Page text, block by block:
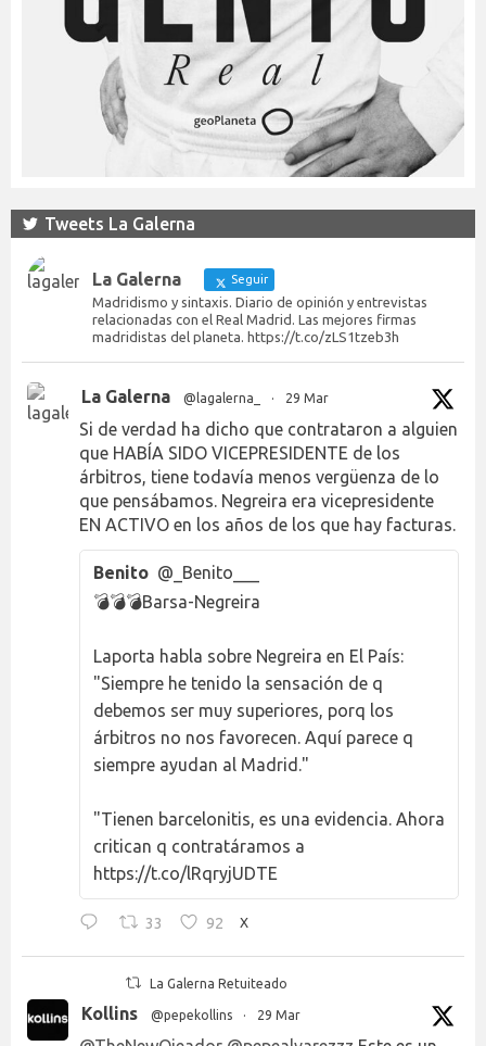
Tweets La Galerna
La Galerna Seguir
Madridismo y sintaxis. Diario de opinión y entrevistas
relacionadas con el Real Madrid. Las mejores firmas
madridistas del planeta. https://t.co/zLS1tzeb3h
La Galerna @lagalerna_ · 29 Mar
Si de verdad ha dicho que contrataron a alguien
que HABÍA SIDO VICEPRESIDENTE de los
árbitros, tiene todavía menos vergüenza de lo
que pensábamos. Negreira era vicepresidente
EN ACTIVO en los años de los que hay facturas.
Benito @_Benito___
💣💣💣Barsa-Negreira
Laporta habla sobre Negreira en El País:
"Siempre he tenido la sensación de q
debemos ser muy superiores, porq los
árbitros no nos favorecen. Aquí parece q
siempre ayudan al Madrid."
"Tienen barcelonitis, es una evidencia. Ahora
critican q contratáramos a
https://t.co/lRqryjUDTE
33 92 X
La Galerna Retuiteado
Kollins @pepekollins · 29 Mar